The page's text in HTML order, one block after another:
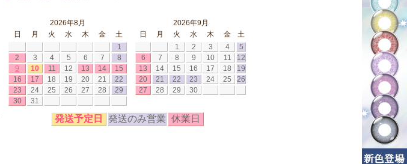
2026年8月
日
月 火 水 木 金
土
1
2
3 4 5 6 7
8
9
10 11 12 13 14
15
16
17 18 19 20 21
22
23
24 25 26 27 28
29
30
31
2026年9月
日
月 火 水 木 金
土
1
2 3 4
5
6
7 8 9 10 11
12
13
14 15 16 17 18
19
20
21 22 23 24 25
26
27
28 29 30
発送予定日 発送のみ営業 休業日